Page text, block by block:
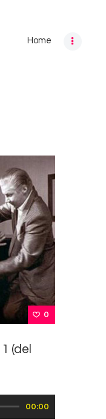
Home
0
(del
00:00